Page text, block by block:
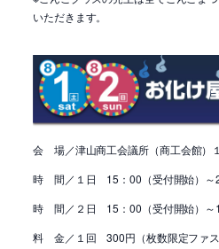
いただきます。
会 場／津山商工会議所（商工会館）
時 間／１日 15：00（受付開始）～
時 間／２日 15：00（受付開始）～
料 金／１回 300円（枚数限定ファ